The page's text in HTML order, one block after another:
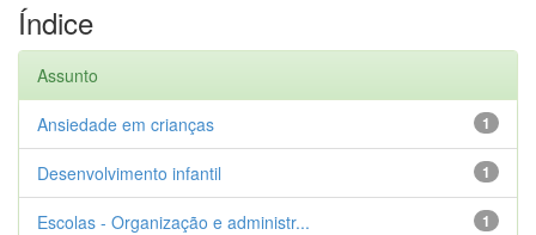
Índice
Assunto
1
Ansiedade em crianças
1
Desenvolvimento infantil
1
Escolas - Organização e administr...